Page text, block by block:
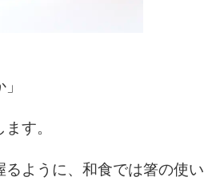
す。
ように、和食では箸の使い